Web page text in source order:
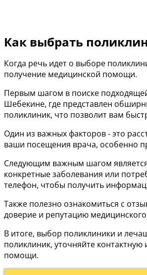
Как выбрать
Когда речь идет о выборе
получение медицинской помощи.
Первым шагом в поиске
Шебекине, где представлен
поликлиник, что позволит вам
Один из важных факторов - это
ваши посещения врача, особенно
Следующим важным шагом
конкретные заболевания или
телефон, чтобы получить
Также полезно ознакомиться с
доверие и репутацию
В итоге, выбор поликлиники и
поликлиник, уточняйте
помощи.